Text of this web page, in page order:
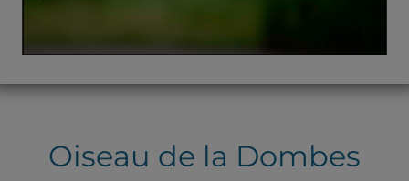
Oiseau de la Dombes